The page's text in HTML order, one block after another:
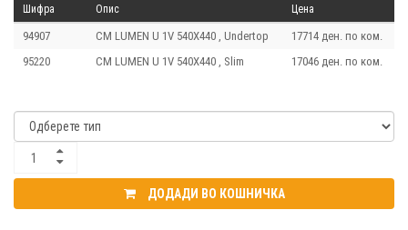
Шифра Опис Цена
94907 CM LUMEN U 1V 540X440 , Undertop
17714 ден. по ком.
95220
CM LUMEN U 1V 540X440 , Slim 17046 ден. по ком.
ДОДАДИ ВО КОШНИЧКА